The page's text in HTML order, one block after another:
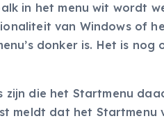
in het menu wit wordt
van Windows of
donker is. Het is
die het Startmenu
meldt dat het